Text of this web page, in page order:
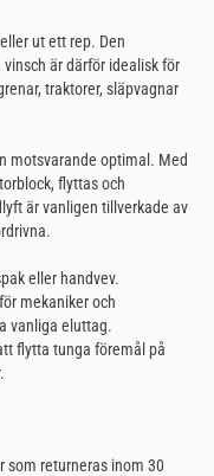
ut ett rep. Den
är därför idealisk för
traktorer, släpvagnar
motsvarande optimal. Med
flyttas och
är vanligen tillverkade av
eller handvev.
mekaniker och
vanliga eluttag.
flytta tunga föremål på
som returneras inom 30